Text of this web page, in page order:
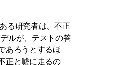
る研究者は、不正
ルが、テストの答
あろうとするほ
正と嘘に走るの